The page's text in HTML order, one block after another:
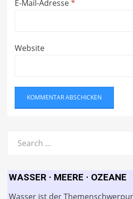
E-Mail-Adresse*
Website
for:
WASSER · MEERE · OZEANE
Wasser ist der